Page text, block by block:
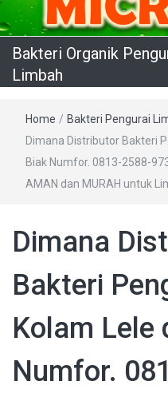
Bakteri Organik
Limbah
Home / Bakteri Pengurai
Dimana Distributor Bakteri
Biak Numfor. 0813-2588-
AMAN dan MURAH untuk
Dimana
Bakteri
Kolam Lele
Numfor.